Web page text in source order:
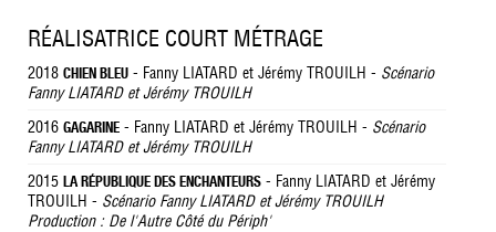
RÉALISATRICE COURT MÉTRAGE
2018 CHIEN BLEU - Fanny LIATARD et Jérémy TROUILH - Scénario
Fanny LIATARD et Jérémy TROUILH
2016 GAGARINE - Fanny LIATARD et Jérémy TROUILH - Scénario
Fanny LIATARD et Jérémy TROUILH
2015 LA RÉPUBLIQUE DES ENCHANTEURS - Fanny LIATARD et Jérémy
TROUILH - Scénario Fanny LIATARD et Jérémy TROUILH
Production : De l'Autre Côté du Périph'